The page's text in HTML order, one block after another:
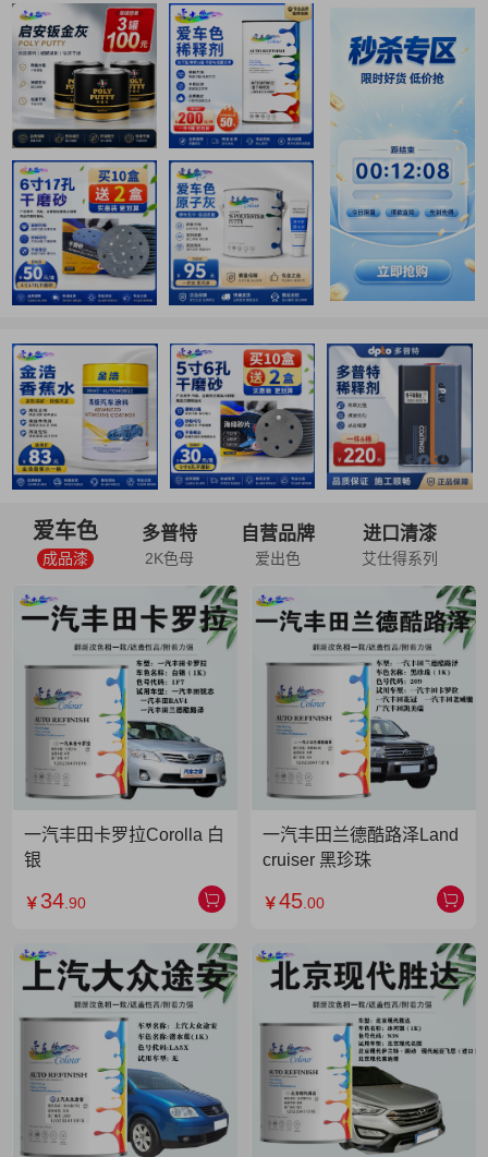
爱车色
成品漆
多普特
2K色母
自营品牌
爱出色
进口清漆
艾仕得系列
一汽丰田卡罗拉Corolla 白
银
￥ 34 .90
一汽丰田兰德酷路泽Land
cruiser 黑珍珠
￥45 .00